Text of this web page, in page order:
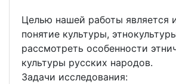
Целью нашей работы является
понятие культуры,
рассмотреть особенности
культуры русских народов.
Задачи исследования: